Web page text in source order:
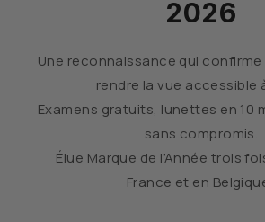
2026
Une reconnaissance qui
rendre la vue accessible
Examens gratuits, lunettes en 10
sans compromis.
Élue Marque de l’Année trois
France et en